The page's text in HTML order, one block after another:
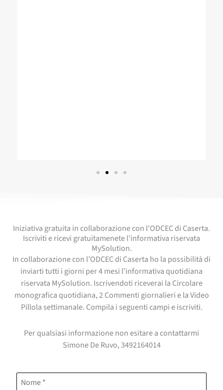
Iniziativa gratuita in collaborazione con l'ODCEC di Caserta.
Iscriviti e ricevi gratuitamenete l'informativa riservata
MySolution.
In collaborazione con l’ODCEC di Caserta ho la possibilità di
inviarti tutti i giorni per 4 mesi l’informativa quotidiana
riservata MySolution. Iscrivendoti riceverai la Circolare
monografica quotidiana, 2 Commenti giornalieri e la Video
Pillola settimanale. Compila i seguenti campi e iscriviti.
Per qualsiasi informazione non esitare a contattarmi
Simone De Ruvo, 3492164014